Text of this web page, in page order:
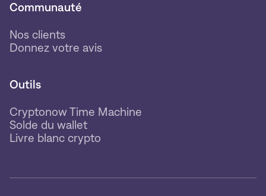
Communauté
Nos clients
Donnez votre avis
Outils
Cryptonow Time Machine
Solde du wallet
Livre blanc crypto